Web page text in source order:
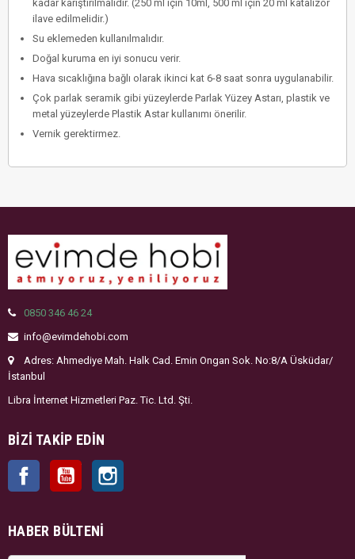
kadar karıştırılmalıdır. (250 ml için 10ml, 500 ml için 20 ml katalizör
ilave edilmelidir.)
Su eklemeden kullanılmalıdır.
Doğal kuruma en iyi sonucu verir.
Hava sıcaklığına bağlı olarak ikinci kat 6-8 saat sonra uygulanabilir.
Çok parlak seramik gibi yüzeylerde Parlak Yüzey Astarı, plastik ve
metal yüzeylerde Plastik Astar kullanımı önerilir.
Vernik gerektirmez.
0850 346 46 24
info@evimdehobi.com
Adres: Ahmediye Mah. Halk Cad. Emin Ongan Sok. No:8/A Üsküdar/
İstanbul
Libra İnternet Hizmetleri Paz. Tic. Ltd. Şti.
BIZI TAKIP EDIN
Facebook YouTube
HABER BÜLTENI